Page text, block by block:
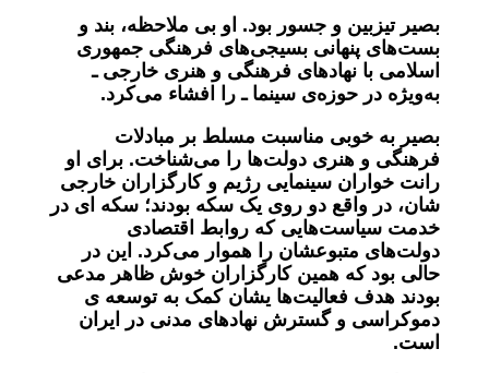
بصیر تیزبین و جسور بود. او بی‌ ملاحظه، بند و
بست‌های پنهانی بسیجی‌های فرهنگی جمهوری
اسلامی با نهادهای فرهنگی و هنری خارجی ـ
به‌ویژه در حوزه‌ی سینما ـ را افشاء می‌کرد.
بصیر به‌ خوبی مناسبت مسلط بر مبادلات
فرهنگی و هنری دولت‌ها را می‌شناخت. برای او
رانت‌ خواران سینمایی رژیم و کارگزاران خارجی‌
شان، در واقع دو روی یک سکه بودند؛ سکه ‌ای در
خدمت سیاست‌هایی که روابط اقتصادی
دولت‌های متبوعشان را هموار می‌کرد. این در
حالی بود که همین کارگزاران خوش‌ ظاهر مدعی
بودند هدف فعالیت‌ها یشان کمک به توسعه‌ ی
دموکراسی و گسترش نهادهای مدنی در ایران
است.